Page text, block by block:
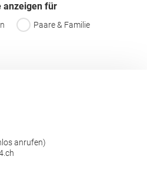
anzeigen für
Paare & Familie
anrufen)